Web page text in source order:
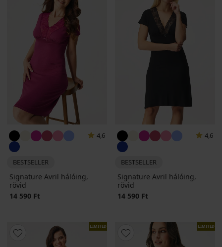
4,6
BESTSELLER
Signature Avril hálóing,
rövid
14 590 Ft
4,6
BESTSELLER
Signature Avril hálóing,
rövid
14 590 Ft
LIMITED LIMITED